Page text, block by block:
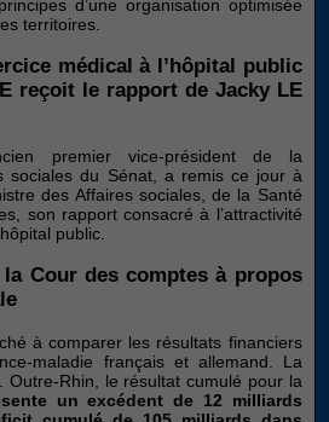
d’une organisation optimisée
territoires.
médical à l’hôpital public
reçoit le rapport de Jacky LE
premier vice-président de la
sociales du Sénat, a remis ce jour à
des Affaires sociales, de la Santé
son rapport consacré à l’attractivité
public.
la Cour des comptes à propos
à comparer les résultats financiers
maladie français et allemand. La
Outre-Rhin, le résultat cumulé pour la
un excédent de 12 milliards
sont pas
facultatifs. Ils
sont
nécessaires au
du site Web.
Statistiques
Afin que
nous
puissions